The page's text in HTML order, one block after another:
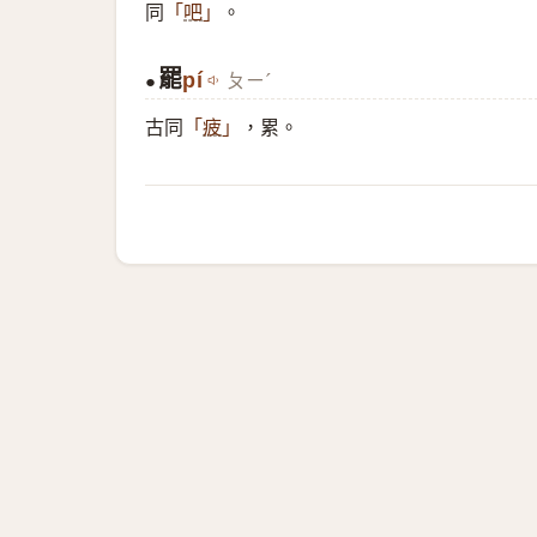
同 「 吧 」 。
● 罷pí ㄆㄧˊ
古同 「 疲 」 ，累。